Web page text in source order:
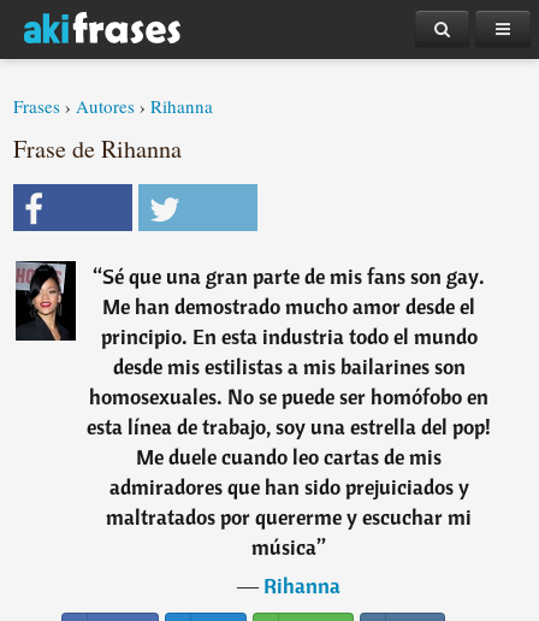
Frases ›Autores ›Rihanna
Frase de Rihanna
“Sé que una gran parte de mis fans son gay.
Me han demostrado mucho amor desde el
principio. En esta industria todo el mundo
desde mis estilistas a mis bailarines son
homosexuales. No se puede ser homófobo en
esta línea de trabajo, soy una estrella del pop!
Me duele cuando leo cartas de mis
admiradores que han sido prejuiciados y
maltratados por quererme y escuchar mi
música”
―Rihanna